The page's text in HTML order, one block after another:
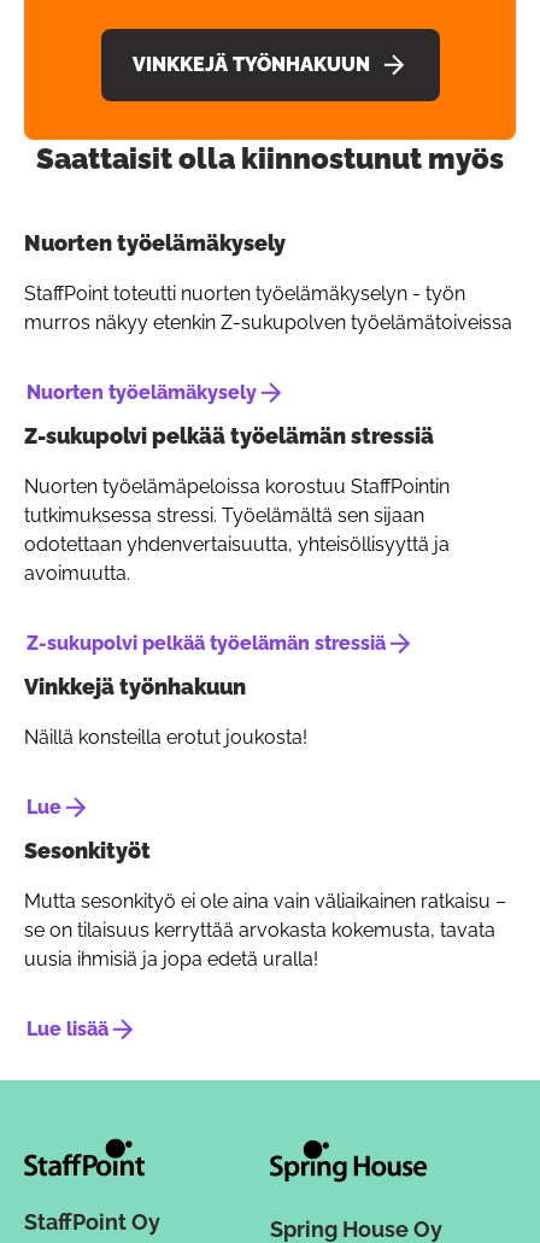
VINKKEJÄ TYÖNHAKUUN
Saattaisit olla kiinnostunut myös
Nuorten työelämäkysely
StaffPoint toteutti nuorten työelämäkyselyn - työn
murros näkyy etenkin Z-sukupolven työelämätoiveissa
Nuorten työelämäkysely
Z-sukupolvi pelkää työelämän stressiä
Nuorten työelämäpeloissa korostuu StaffPointin
tutkimuksessa stressi. Työelämältä sen sijaan
odotettaan yhdenvertaisuutta, yhteisöllisyyttä ja
avoimuutta.
Z-sukupolvi pelkää työelämän stressiä
Vinkkejä työnhakuun
Näillä konsteilla erotut joukosta!
Lue
Sesonkityöt
Mutta sesonkityö ei ole aina vain väliaikainen ratkaisu –
se on tilaisuus kerryttää arvokasta kokemusta, tavata
uusia ihmisiä ja jopa edetä uralla!
Lue lisää
StaffPoint Oy Spring House Oy